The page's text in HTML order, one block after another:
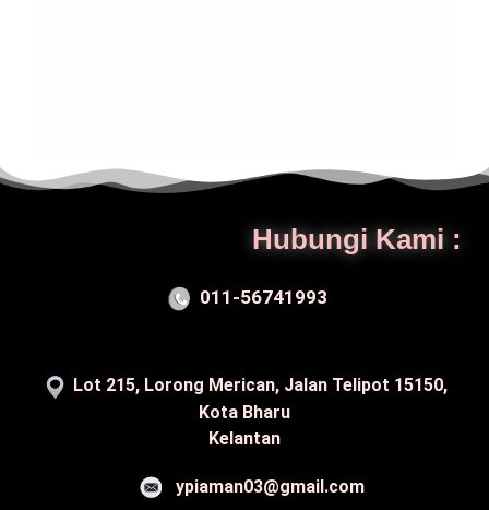
Hubungi Kami :
011-56741993
Lot 215, Lorong Merican, Jalan Telipot 15150,
Kota Bharu
Kelantan
ypiaman03@gmail.com